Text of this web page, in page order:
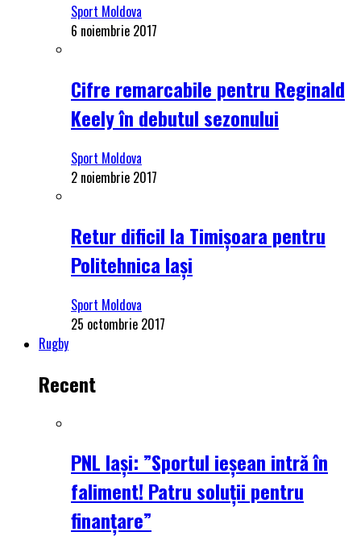
Sport Moldova
6 noiembrie 2017
Cifre remarcabile pentru Reginald
Keely în debutul sezonului
Sport Moldova
2 noiembrie 2017
Retur dificil la Timișoara pentru
Politehnica Iași
Sport Moldova
25 octombrie 2017
Rugby
Recent
PNL Iași: ”Sportul ieșean intră în
faliment! Patru soluții pentru
finanțare”